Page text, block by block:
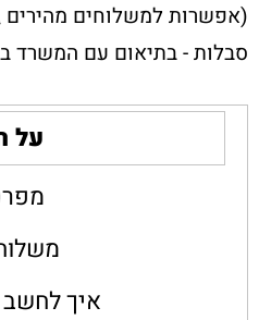
(אפשרות למשלוחים מהירים
סבלות - בתיאום עם המשרד
על
איך לחשב